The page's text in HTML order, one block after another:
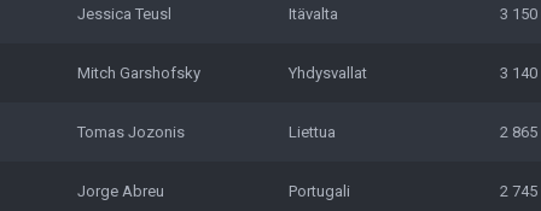
Jessica Teusl Itävalta 3 150
Mitch Garshofsky Yhdysvallat 3 140
Tomas Jozonis Liettua 2 865
Jorge Abreu Portugali 2 745